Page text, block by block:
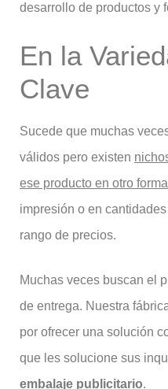
desarrollo de productos y
En la
Clave
Sucede que muchas
válidos pero existen
ese producto en otro
impresión o en
rango de precios.
Muchas veces buscan el
de entrega. Nuestra
por ofrecer una solución
que les solucione sus
embalaje publicitario.